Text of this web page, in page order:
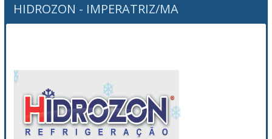
HIDROZON - IMPERATRIZ/MA